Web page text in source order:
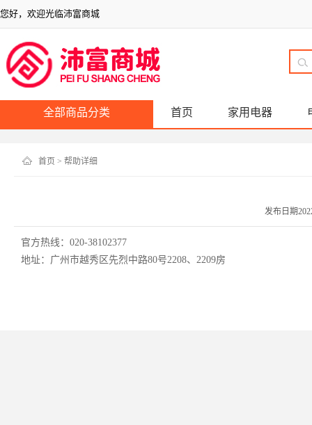
您好，欢迎光临沛富商城
全部商品分类 首页 家用电器
首页 > 帮助详细
发布日期
官方热线：020-38102377
地址：广州市越秀区先烈中路80号2208、2209房